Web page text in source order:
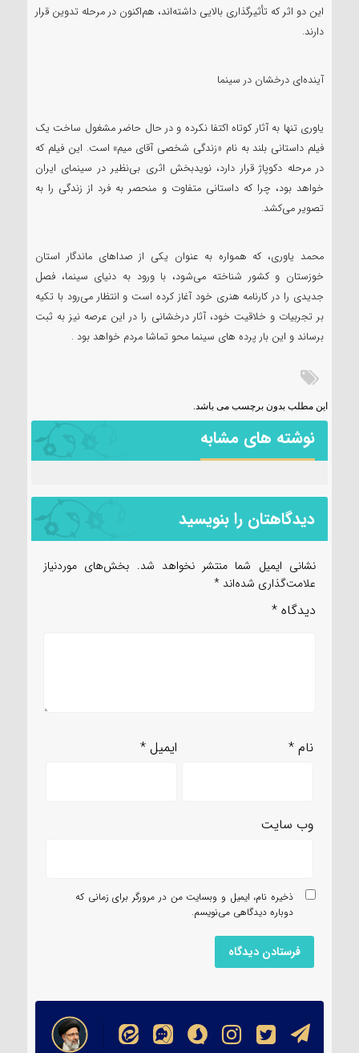
این دو اثر که تأثیرگذاری بالایی داشته‌اند، هم‌اکنون در مرحله تدوین قرار
دارند.
آینده‌ای درخشان در سینما
یاوری تنها به آثار کوتاه اکتفا نکرده و در حال حاضر مشغول ساخت یک
فیلم داستانی بلند به نام «زندگی شخصی آقای میم» است. این فیلم که
در مرحله دکوپاژ قرار دارد، نویدبخش اثری بی‌نظیر در سینمای ایران
خواهد بود، چرا که داستانی متفاوت و منحصر به فرد از زندگی را به
تصویر می‌کشد.
محمد یاوری، که همواره به عنوان یکی از صداهای ماندگار استان
خوزستان و کشور شناخته می‌شود، با ورود به دنیای سینما، فصل
جدیدی را در کارنامه هنری خود آغاز کرده است و انتظار می‌رود با تکیه
بر تجربیات و خلاقیت خود، آثار درخشانی را در این عرصه نیز به ثبت
برساند و این بار پرده های سینما محو تماشا مردم خواهد بود .
این مطلب بدون برچسب می باشد.
نوشته های مشابه
دیدگاهتان را بنویسید
نشانی ایمیل شما منتشر نخواهد شد. بخش‌های موردنیاز
علامت‌گذاری شده‌اند *
دیدگاه *
نام* ایمیل*
وب‌ سایت
ذخیره نام، ایمیل و وبسایت من در مرورگر برای زمانی که
دوباره دیدگاهی می‌نویسم.